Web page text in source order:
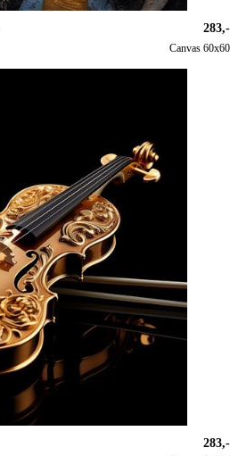
283,-
Canvas 60x60
283,-